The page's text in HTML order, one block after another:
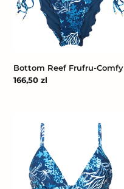
Frufru-
Comfy
Bottom Reef Frufru-Comfy
Cena
166,50 zl